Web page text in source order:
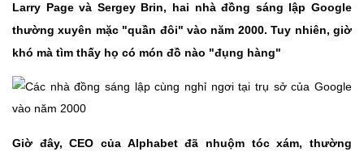
Larry Page và Sergey Brin, hai nhà đồng sáng lập Google
thường xuyên mặc "quần đôi" vào năm 2000. Tuy nhiên, giờ
khó mà tìm thấy họ có món đồ nào "đụng hàng"
Giờ đây, CEO của Alphabet đã nhuộm tóc xám, thường